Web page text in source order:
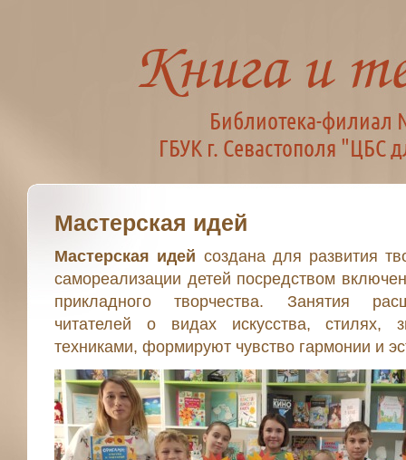
Мастерская идей
Мастерская идей создана для развития
самореализации детей посредством
прикладного творчества. Занятия
читателей о видах искусства, стилях,
техниками, формируют чувство гармонии и